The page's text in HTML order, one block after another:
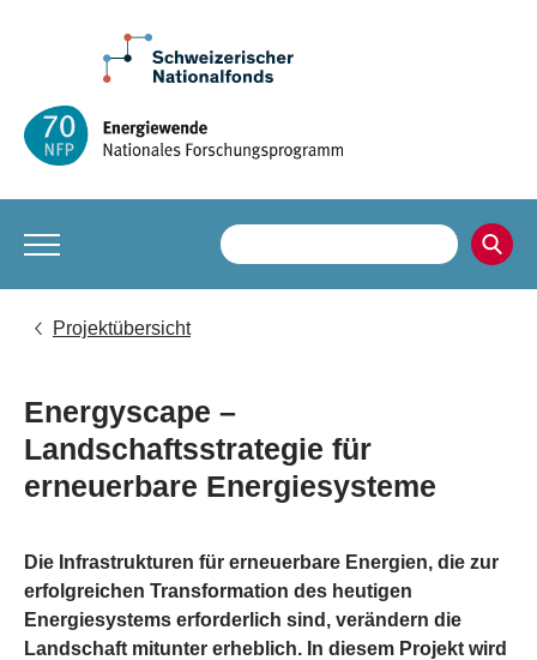
Projektübersicht
Energyscape –
Landschaftsstrategie für
erneuerbare Energiesysteme
Die Infrastrukturen für erneuerbare Energien, die zur
erfolgreichen Transformation des heutigen
Energiesystems erforderlich sind, verändern die
Landschaft mitunter erheblich. In diesem Projekt wird